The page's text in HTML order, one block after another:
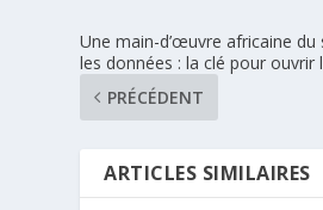
Une main-d’œuvre africaine
les données : la clé pour ouvrir
PRÉCÉDENT
ARTICLES SIMILAIRES